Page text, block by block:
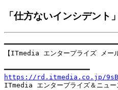
「仕方ないインシデン
【ITmedia エンタープライズ メ
https://rd.itmedia.co.jp/
ITmedia エンタープライズ＆ニュ